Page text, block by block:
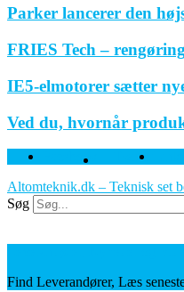
Parker lancerer den
FRIES Tech –
IE5-elmotorer sætter
Ved du, hvornår
Facebook Twitter
Altomteknik.dk – Teknisk set
Søg
Find Leverandører, Læs